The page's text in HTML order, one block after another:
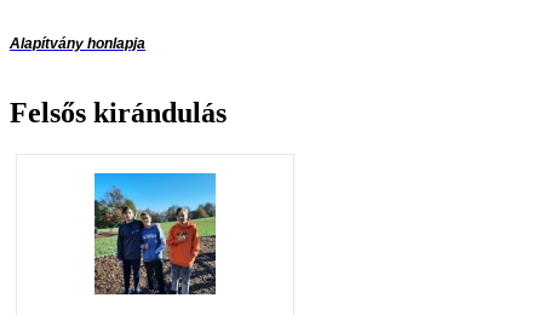
Alapítvány honlapja
Felsős kirándulás